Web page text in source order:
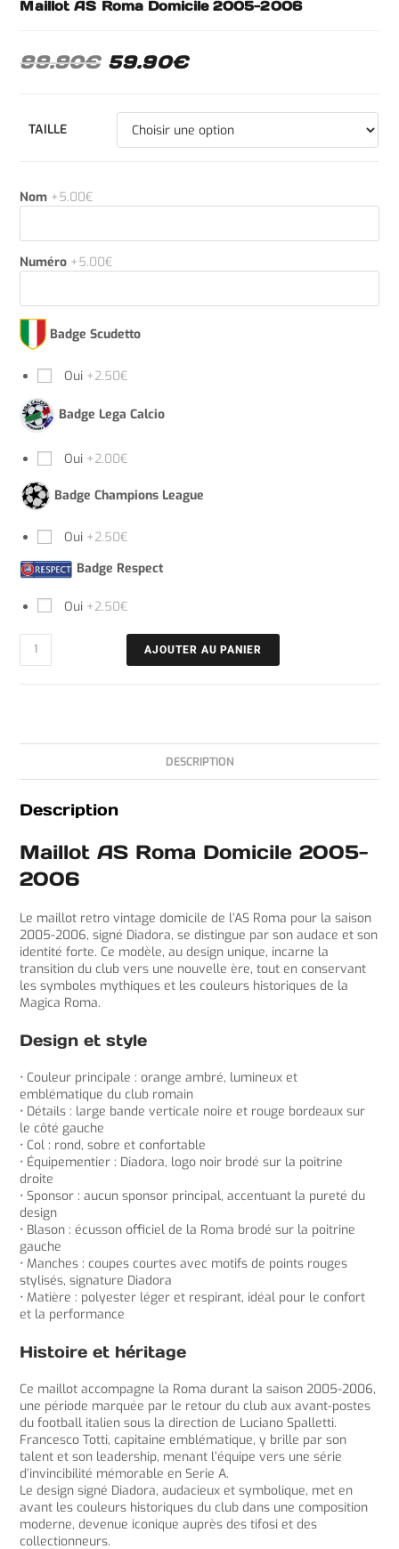
Maillot AS Roma Domicile 2005-2006
99.90€ 59.90€
TAILLE
Nom +5.00€
Numéro +5.00€
Badge Scudetto
Oui +2.50€
Badge Lega Calcio
Oui +2.00€
Badge Champions League
Oui +2.50€
Badge Respect
Oui +2.50€
AJOUTER AU PANIER
DESCRIPTION
Description
Maillot AS Roma Domicile 2005-
2006
Le maillot retro vintage domicile de l’AS Roma pour la saison
2005-2006, signé Diadora, se distingue par son audace et son
identité forte. Ce modèle, au design unique, incarne la
transition du club vers une nouvelle ère, tout en conservant
les symboles mythiques et les couleurs historiques de la
Magica Roma.
Design et style
• Couleur principale : orange ambré, lumineux et
emblématique du club romain
• Détails : large bande verticale noire et rouge bordeaux sur
le côté gauche
• Col : rond, sobre et confortable
• Équipementier : Diadora, logo noir brodé sur la poitrine
droite
• Sponsor : aucun sponsor principal, accentuant la pureté du
design
• Blason : écusson officiel de la Roma brodé sur la poitrine
gauche
• Manches : coupes courtes avec motifs de points rouges
stylisés, signature Diadora
• Matière : polyester léger et respirant, idéal pour le confort
et la performance
Histoire et héritage
Ce maillot accompagne la Roma durant la saison 2005-2006,
une période marquée par le retour du club aux avant-postes
du football italien sous la direction de Luciano Spalletti.
Francesco Totti, capitaine emblématique, y brille par son
talent et son leadership, menant l’équipe vers une série
d’invincibilité mémorable en Serie A.
Le design signé Diadora, audacieux et symbolique, met en
avant les couleurs historiques du club dans une composition
moderne, devenue iconique auprès des tifosi et des
collectionneurs.